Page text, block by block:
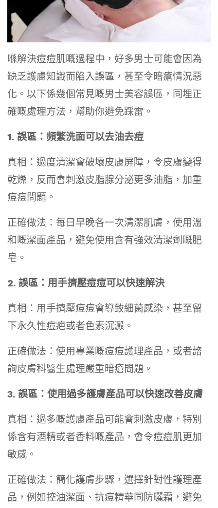
喺解決痘痘肌嘅過程中，好多男士可能會因為
缺乏護膚知識而陷入誤區，甚至令暗瘡情況惡
化。以下係幾個常見嘅男士美容誤區，同埋正
確嘅處理方法，幫助你避免踩雷。
1. 誤區：頻繁洗面可以去油去痘
真相：過度清潔會破壞皮膚屏障，令皮膚變得
乾燥，反而會刺激皮脂腺分泌更多油脂，加重
痘痘問題。
正確做法：每日早晚各一次清潔肌膚，使用溫
和嘅潔面產品，避免使用含有強效清潔劑嘅肥
皂。
2. 誤區：用手擠壓痘痘可以快速解決
真相：用手擠壓痘痘會導致細菌感染，甚至留
下永久性痘疤或者色素沉澱。
正確做法：使用專業嘅痘痘護理產品，或者諮
詢皮膚科醫生處理嚴重暗瘡問題。
3. 誤區：使用過多護膚產品可以快速改善皮膚
真相：過多嘅護膚產品可能會刺激皮膚，特別
係含有酒精或者香料嘅產品，會令痘痘肌更加
敏感。
正確做法：簡化護膚步驟，選擇針對性護理產
品，例如控油潔面、抗痘精華同防曬霜，避免